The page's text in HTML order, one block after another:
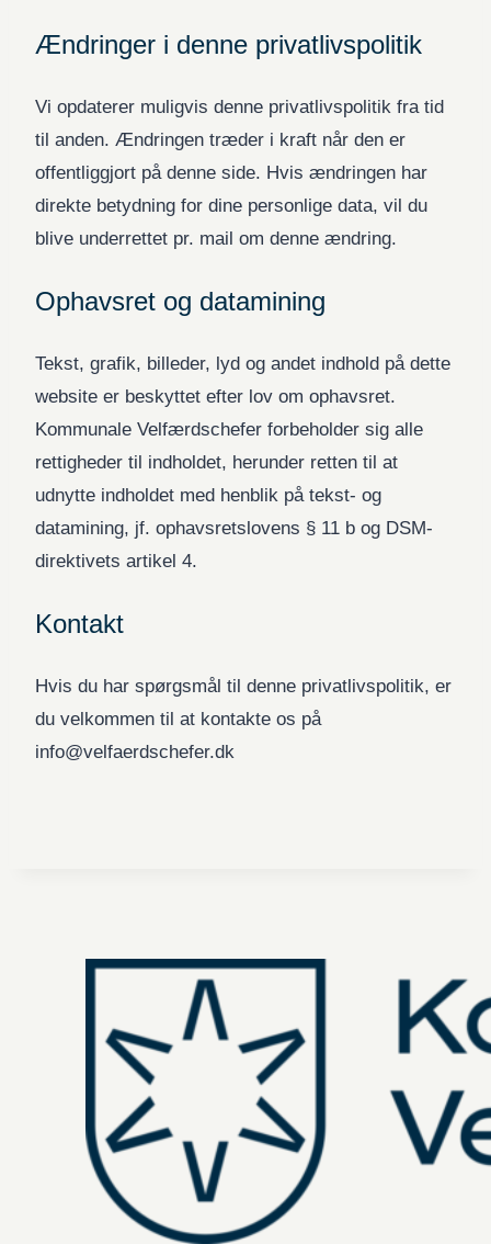
Ændringer i denne privatlivspolitik
Vi opdaterer muligvis denne privatlivspolitik fra tid
til anden. Ændringen træder i kraft når den er
offentliggjort på denne side. Hvis ændringen har
direkte betydning for dine personlige data, vil du
blive underrettet pr. mail om denne ændring.
Ophavsret og datamining
Tekst, grafik, billeder, lyd og andet indhold på dette
website er beskyttet efter lov om ophavsret.
Kommunale Velfærdschefer forbeholder sig alle
rettigheder til indholdet, herunder retten til at
udnytte indholdet med henblik på tekst- og
datamining, jf. ophavsretslovens § 11 b og DSM-
direktivets artikel 4.
Kontakt
Hvis du har spørgsmål til denne privatlivspolitik, er
du velkommen til at kontakte os på
info@velfaerdschefer.dk